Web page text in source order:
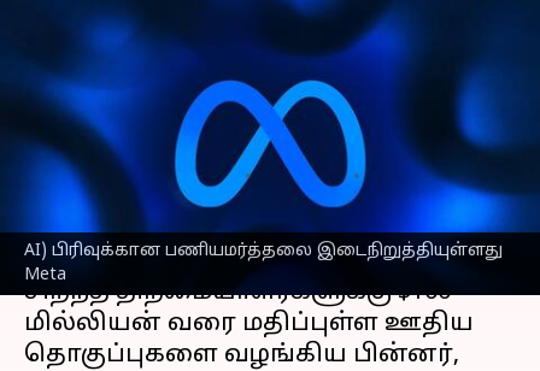
AI) பிரிவுக்கான பணியமர்த்தலை இடைநிறுத்தியுள்ளது
Meta
மெட்டா தனது AI பிரிவில்
ஆட்சேர்ப்பை
நிறுத்தியுள்ளது; என்ன
காரணம்?
எழுதியவர் Venkatalakshmi V Aug 21, 2025 02:43 pm
செய்தி முன்னோட்டம்
சிறந்த திறமையாளர்களுக்கு $100
மில்லியன் வரை மதிப்புள்ள ஊதிய
தொகுப்புகளை வழங்கிய பின்னர்,